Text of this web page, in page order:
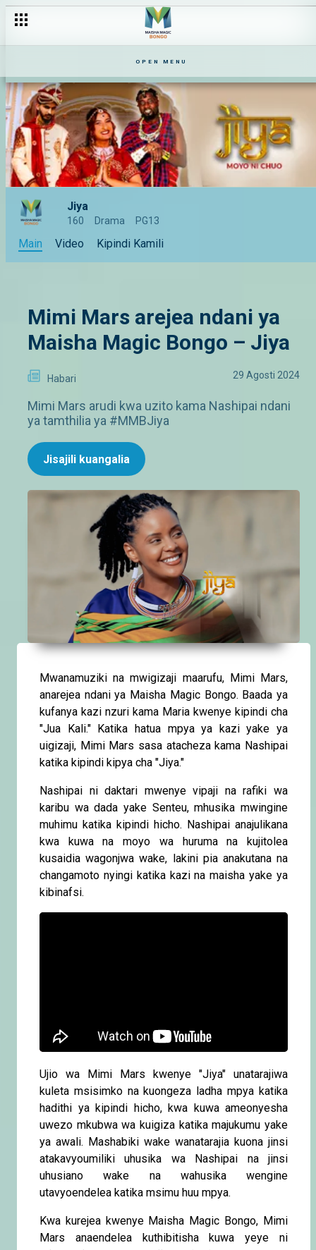
OPEN MENU
Jiya
160 Drama PG13
Main Video Kipindi Kamili
Mimi Mars arejea ndani ya
Maisha Magic Bongo – Jiya
Habari 29 Agosti 2024
Mimi Mars arudi kwa uzito kama Nashipai ndani
ya tamthilia ya #MMBJiya
Jisajili kuangalia
Mwanamuziki na mwigizaji maarufu, Mimi Mars,
anarejea ndani ya Maisha Magic Bongo. Baada ya
kufanya kazi nzuri kama Maria kwenye kipindi cha
"Jua Kali." Katika hatua mpya ya kazi yake ya
uigizaji, Mimi Mars sasa atacheza kama Nashipai
katika kipindi kipya cha "Jiya."
Nashipai ni daktari mwenye vipaji na rafiki wa
karibu wa dada yake Senteu, mhusika mwingine
muhimu katika kipindi hicho. Nashipai anajulikana
kwa kuwa na moyo wa huruma na kujitolea
kusaidia wagonjwa wake, lakini pia anakutana na
changamoto nyingi katika kazi na maisha yake ya
kibinafsi.
Ujio wa Mimi Mars kwenye "Jiya" unatarajiwa
kuleta msisimko na kuongeza ladha mpya katika
hadithi ya kipindi hicho, kwa kuwa ameonyesha
uwezo mkubwa wa kuigiza katika majukumu yake
ya awali. Mashabiki wake wanatarajia kuona jinsi
atakavyoumiliki uhusika wa Nashipai na jinsi
uhusiano wake na wahusika wengine
utavyoendelea katika msimu huu mpya.
Kwa kurejea kwenye Maisha Magic Bongo, Mimi
Mars anaendelea kuthibitisha kuwa yeye ni
Siri ya Priya na Patel - Jiya